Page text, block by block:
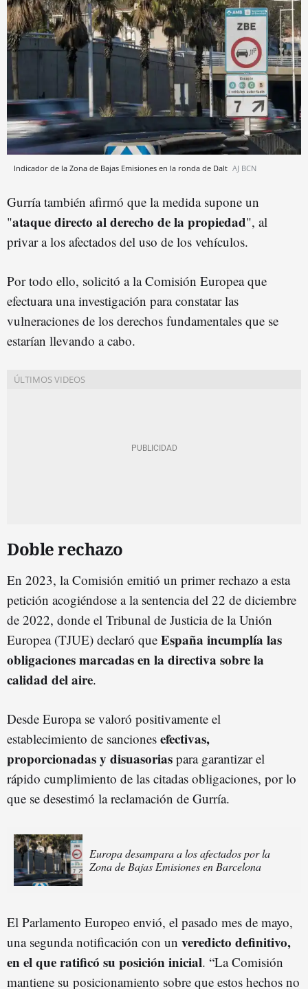
Indicador de la Zona de Bajas Emisiones en la ronda de Dalt AJ BCN
Gurría también afirmó que la medida supone un
"ataque directo al derecho de la propiedad", al
privar a los afectados del uso de los vehículos.
Por todo ello, solicitó a la Comisión Europea que
efectuara una investigación para constatar las
vulneraciones de los derechos fundamentales que se
estarían llevando a cabo.
Doble rechazo
En 2023, la Comisión emitió un primer rechazo a esta
petición acogiéndose a la sentencia del 22 de diciembre
de 2022, donde el Tribunal de Justicia de la Unión
Europea (TJUE) declaró que España incumplía las
obligaciones marcadas en la directiva sobre la
calidad del aire.
Desde Europa se valoró positivamente el
establecimiento de sanciones efectivas,
proporcionadas y disuasorias para garantizar el
rápido cumplimiento de las citadas obligaciones, por lo
que se desestimó la reclamación de Gurría.
Europa desampara a los afectados por la
Zona de Bajas Emisiones en Barcelona
El Parlamento Europeo envió, el pasado mes de mayo,
una segunda notificación con un veredicto definitivo,
en el que ratificó su posición inicial. “La Comisión
mantiene su posicionamiento sobre que estos hechos no